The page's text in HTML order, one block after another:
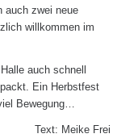
auch zwei neue
willkommen im
auch schnell
Ein Herbstfest
Bewegung…
Text: Meike Frei